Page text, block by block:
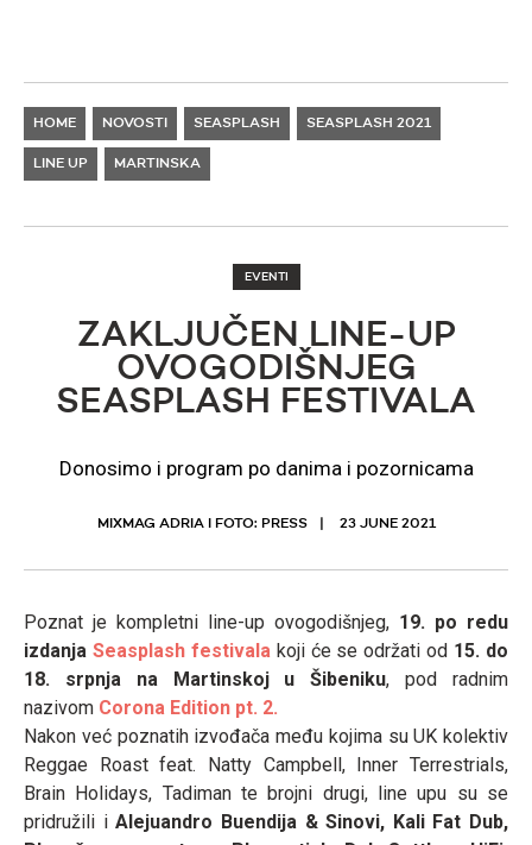
HOME NOVOSTI SEASPLASH SEASPLASH 2021
LINE UP MARTINSKA
EVENTI
ZAKLJUČEN LINE-UP
OVOGODIŠNJEG
SEASPLASH FESTIVALA
Donosimo i program po danima i pozornicama
MIXMAG ADRIA I FOTO: PRESS 23 JUNE 2021
Poznat je kompletni line-up ovogodišnjeg, 19. po redu
izdanja Seasplash festivalakoji će se održati od 15. do
18. srpnja na Martinskoj u Šibeniku, pod radnim
nazivom Corona Edition pt. 2.
Nakon već poznatih izvođača među kojima su UK kolektiv
Reggae Roast feat. Natty Campbell, Inner Terrestrials,
Brain Holidays, Tadiman te brojni drugi, line upu su se
pridružili iAlejuandro Buendija & Sinovi, Kali Fat Dub,